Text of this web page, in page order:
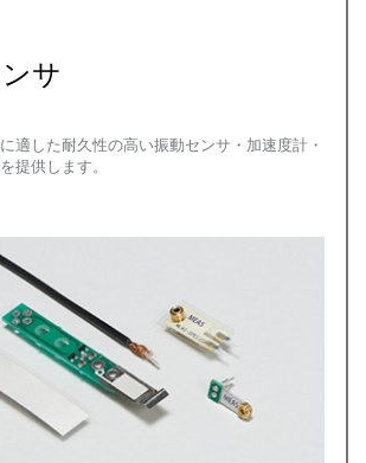
サ
適した耐久性の高い振動センサ・加速度計・
提供します。